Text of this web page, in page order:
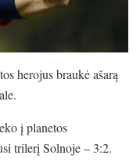
herojus braukė ašarą
į planetos
trilerį Solnoje – 3:2.